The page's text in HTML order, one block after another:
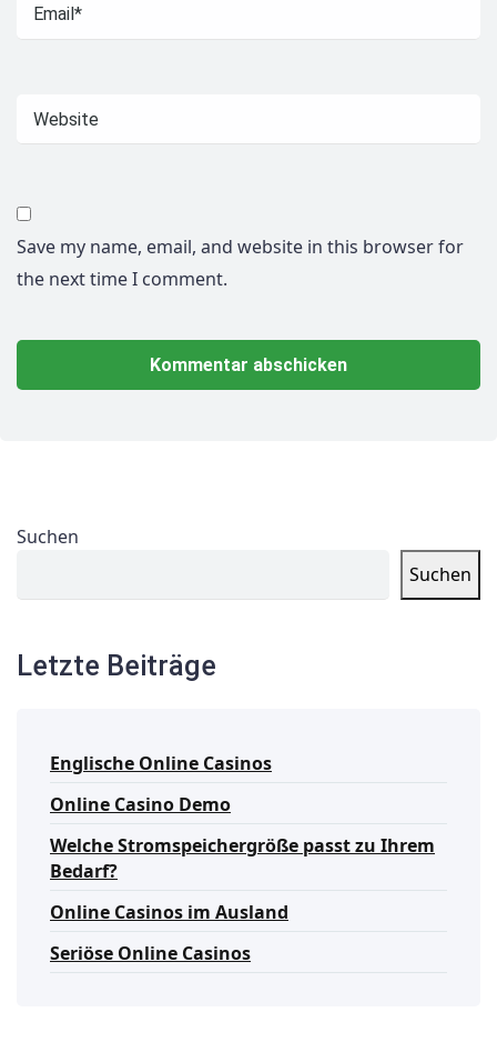
Save my name, email, and website in this browser for
the next time I comment.
Suchen
Suchen
Letzte Beiträge
Englische Online Casinos
Online Casino Demo
Welche Stromspeichergröße passt zu Ihrem
Bedarf?
Online Casinos im Ausland
Seriöse Online Casinos